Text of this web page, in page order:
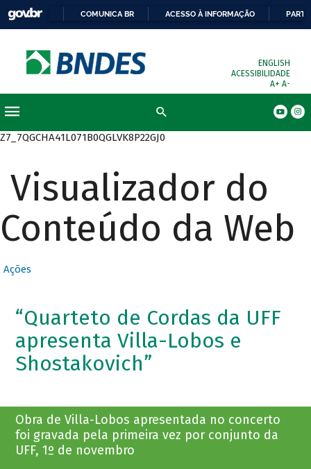
COMUNICA BR ACESSO À INFORMAÇÃO
ENGLISH
ACESSIBILIDADE
A+ A-
Z7_7QGCHA41L071B0QGLVK8P22GJ0
Visualizador do
Conteúdo da Web
Ações
“Quarteto de Cordas da UFF
apresenta Villa-Lobos e
Shostakovich”
Obra de Villa-Lobos apresentada no concerto
foi gravada pela primeira vez por conjunto da
UFF, 1º de novembro